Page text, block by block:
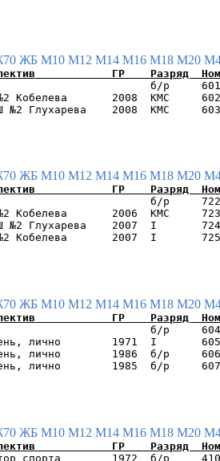
ЖБ М10 М12 М14 М16 М18 М20
б/р
Кобелева       2008  КМС
ЖБ М10 М12 М14 М16 М18 М20
б/р
Кобелева       2006  КМС
№2 Глухарева    2007  I
ЖБ М10 М12 М14 М16 М18 М20
б/р
лично        1971  I
лично        1986  б/р
ЖБ М10 М12 М14 М16 М18 М20
спорта        1972  б/р